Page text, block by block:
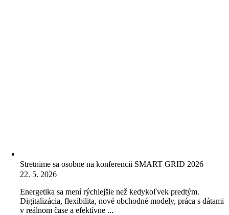
Stretnime sa osobne na konferencii SMART GRID 2026
22. 5. 2026
Energetika sa mení rýchlejšie než kedykoľvek predtým.
Digitalizácia, flexibilita, nové obchodné modely, práca s dátami
v reálnom čase a efektívne ...